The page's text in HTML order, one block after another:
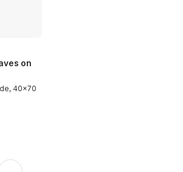
on
40x70